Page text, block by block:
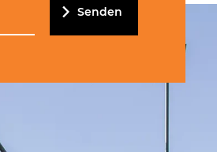
Senden